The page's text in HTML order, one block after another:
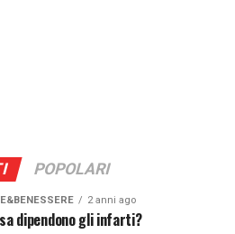
POPOLARI
2 anni ago
dipendono gli infarti?